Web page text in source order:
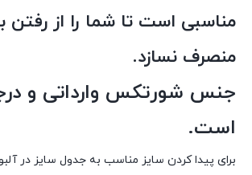
مناسبی است تا شما را از رفتن
منصرف نسازد.
جنس شورتکس وارداتی و
است.
برای پیدا کردن سایز مناسب به جدول سایز در